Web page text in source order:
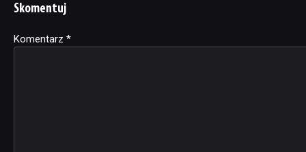
Skomentuj
Komentarz *
Alternative: